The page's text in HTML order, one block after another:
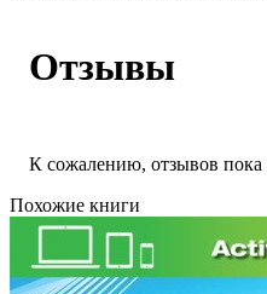
Отзывы
К сожалению, отзывов пока
Похожие книги